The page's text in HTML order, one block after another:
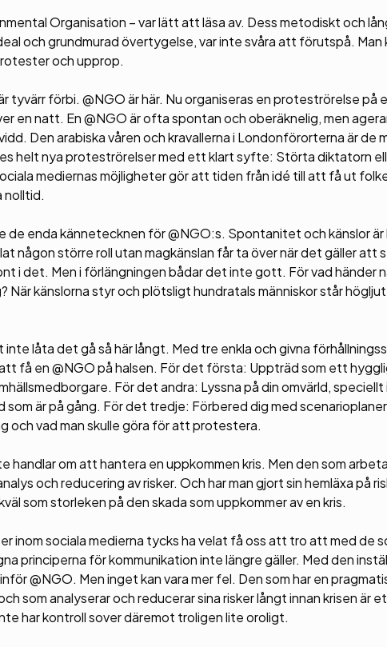
Organisation – var lätt att läsa av. Dess metodiskt och
och grundmurad övertygelse, var inte svåra att förutspå. Man
och upprop.
tyvärr förbi. @NGO är här. Nu organiseras en proteströrelse på
en natt. En @NGO är ofta spontan och oberäknelig, men
Den arabiska våren och kravallerna i Londonförorterna är de
helt nya proteströrelser med ett klart syfte: Störta diktatorn
mediernas möjligheter gör att tiden från idé till att få ut
nolltid.
de enda kännetecknen för @NGO:s. Spontanitet och känslor är
någon större roll utan magkänslan får ta över när det gäller att
i det. Men i förlängningen bådar det inte gott. För vad händer
känslorna styr och plötsligt hundratals människor står
låta det gå så här långt. Med tre enkla och givna
få en @NGO på halsen. För det första: Uppträd som ett
För det andra: Lyssna på din omvärld, speciellt
är på gång. För det tredje: Förbered dig med
och vad man skulle göra för att protestera.
handlar om att hantera en uppkommen kris. Men den som
och reducering av risker. Och har man gjort sin hemläxa på
som storleken på den skada som uppkommer av en kris.
inom sociala medierna tycks ha velat få oss att tro att med de
principerna för kommunikation inte längre gäller. Med den
@NGO. Men inget kan vara mer fel. Den som har en
som analyserar och reducerar sina risker långt innan krisen är
har kontroll sover däremot troligen lite oroligt.